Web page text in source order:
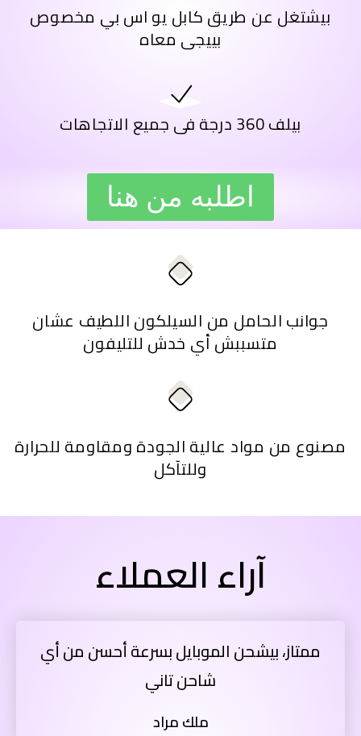
بيشتغل عن طريق كابل يو اس بي مخصوص
بييجى معاه
بيلف 360 درجة فى جميع الاتجاهات
اطلبه من هنا
جوانب الحامل من السيلكون اللطيف عشان
متسببش أي خدش للتليفون
مصنوع من مواد عالية الجودة ومقاومة للحرارة
وللتآكل
آراء العملاء
ممتاز، بيشحن الموبايل بسرعة أحسن من أي
شاحن تاني
ملك مراد